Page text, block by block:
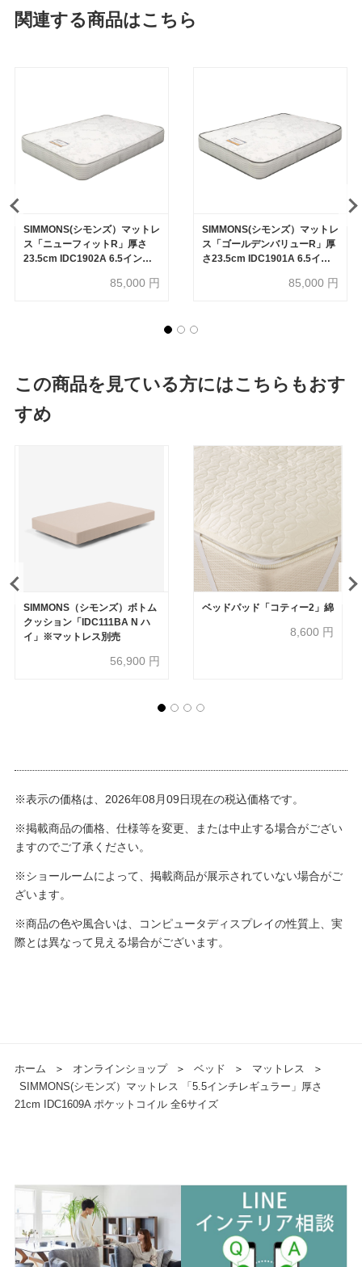
関連する商品はこちら
SIMMONS(シモンズ）マットレ
ス「ニューフィットR」厚さ
23.5cm IDC1902A 6.5インチ
85,000 円
SIMMONS(シモンズ）マットレ
ス「ゴールデンバリューR」厚
さ23.5cm IDC1901A 6.5イン
85,000 円
この商品を見ている方にはこちらもおす
すめ
SIMMONS（シモンズ）ボトム
クッション「IDC111BA N ハ
イ」※マットレス別売
56,900 円
ベッドパッド「コティー2」綿
8,600 円
※表示の価格は、2026年08月09日現在の税込価格です。
※掲載商品の価格、仕様等を変更、または中止する場合がござい
ますのでご了承ください。
※ショールームによって、掲載商品が展示されていない場合がご
ざいます。
※商品の色や風合いは、コンピュータディスプレイの性質上、実
際とは異なって見える場合がございます。
ホーム ＞ オンラインショップ ＞ ベッド ＞ マットレス
＞
SIMMONS(シモンズ）マットレス 「5.5インチレギュラー」厚さ
21cm IDC1609A ポケットコイル 全6サイズ